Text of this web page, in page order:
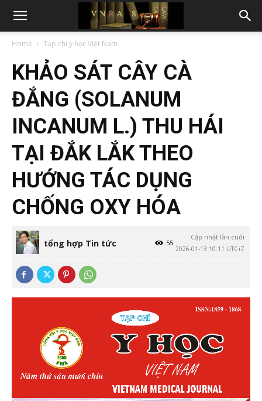
Home Tạp chí y học Việt Nam
KHẢO SÁT CÂY CÀ
ĐẮNG (SOLANUM
INCANUM L.) THU HÁI
TẠI ĐẮK LẮK THEO
HƯỚNG TÁC DỤNG
CHỐNG OXY HÓA
tổng hợp Tin tức
Cập nhật lần cuối
2026-01-13 10:11 UTC+7
55